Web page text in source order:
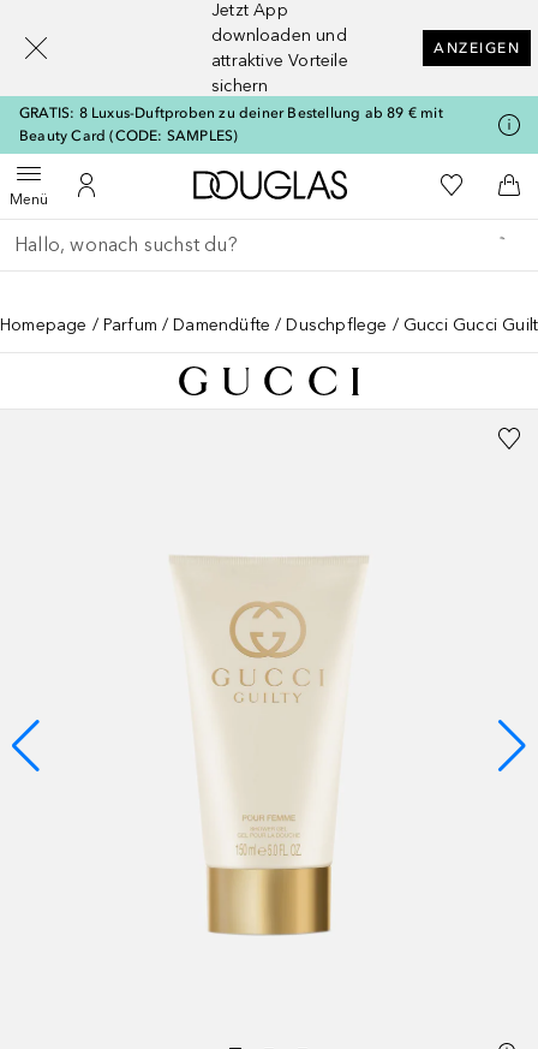
Jetzt App
downloaden und
attraktive Vorteile
sichern
ANZEIGEN
GRATIS: 8 Luxus-Duftproben zu deiner Bestellung ab 89 € mit
Beauty Card (CODE: SAMPLES)
MenüMenü öffnenZu Meinem Kundenkonto
Zur Douglas Startseite
Zu Meiner
Gehe zurück
Suche ausführen
Homepage Parfum Damendüfte Duschpflege Gucci Gucci
[navigation.slideout.screenreader]